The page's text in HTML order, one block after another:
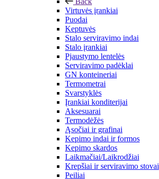
Virtuvės įrankiai
Puodai
Keptuvės
Stalo serviravimo indai
Stalo įrankiai
Pjaustymo lentelės
Serviravimo padėklai
GN konteineriai
Termometrai
Svarstyklės
Įrankiai konditerijai
Aksesuarai
Termodėžės
Ąsočiai ir grafinai
Kepimo indai ir formos
Kepimo skardos
Laikmačiai/Laikrodžiai
Krepšiai ir serviravimo stovai
Peiliai